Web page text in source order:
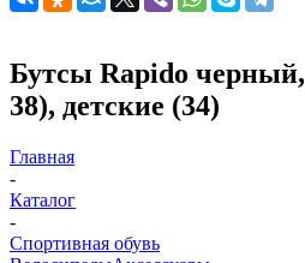
Бутсы Rapido
38), детские (34)
Главная
-
Каталог
-
Спортивная обувь